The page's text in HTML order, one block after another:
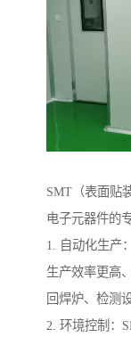
SMT（表面贴
电子元器件的
1. 自动化生产
生产效率更高
回焊炉、检测
2. 环境控制：